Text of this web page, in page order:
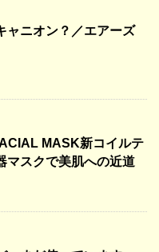
ャニオン？／エアーズ
MASK新コイルテ
マスクで美肌への近道